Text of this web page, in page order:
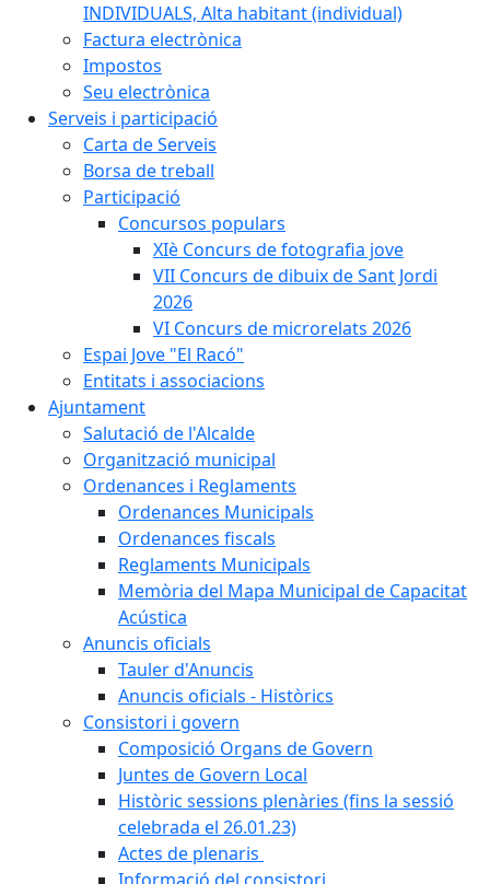
INDIVIDUALS, Alta habitant (individual)
Factura electrònica
Impostos
Seu electrònica
Serveis i participació
Carta de Serveis
Borsa de treball
Participació
Concursos populars
XIè Concurs de fotografia jove
VII Concurs de dibuix de Sant Jordi
2026
VI Concurs de microrelats 2026
Espai Jove "El Racó"
Entitats i associacions
Ajuntament
Salutació de l'Alcalde
Organització municipal
Ordenances i Reglaments
Ordenances Municipals
Ordenances fiscals
Reglaments Municipals
Memòria del Mapa Municipal de Capacitat
Acústica
Anuncis oficials
Tauler d'Anuncis
Anuncis oficials - Històrics
Consistori i govern
Composició Organs de Govern
Juntes de Govern Local
Històric sessions plenàries (fins la sessió
celebrada el 26.01.23)
Actes de plenaris